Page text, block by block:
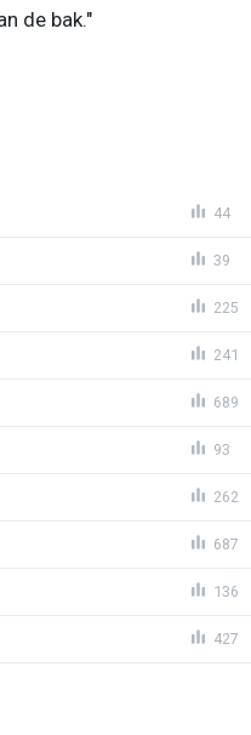
de bak."
44
39
225
241
689
93
262
687
136
427